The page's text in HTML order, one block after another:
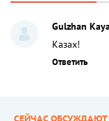
Gulzhan
Казах!
Ответить
СЕЙЧАС ОБСУЖДАЮТ